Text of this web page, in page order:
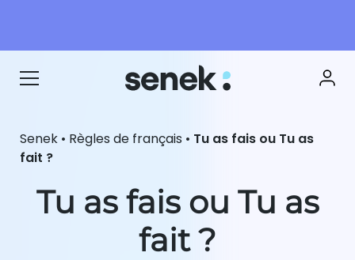
Senek • Règles de français • Tu as fais ou Tu as
fait ?
Tu as fais ou Tu as
fait ?